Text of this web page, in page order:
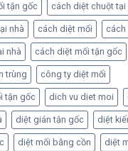
tận gốc cách diệt chuột tại
nhà cách diệt mối cách
nhà cách diệt mối tận gốc
trùng công ty diệt mối
tận gốc dich vu diet moi
diệt gián tận gốc diệt
diệt mối bằng cồn diệt